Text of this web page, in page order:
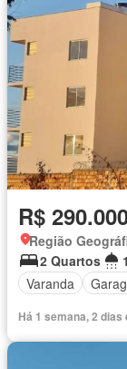
R$
2 Quartos
Varanda
Há 1 semana, 2